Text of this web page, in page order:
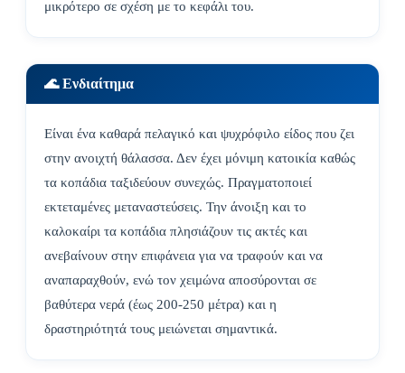
μικρότερο σε σχέση με το κεφάλι του.
🌊 Ενδιαίτημα
Είναι ένα καθαρά πελαγικό και ψυχρόφιλο είδος που ζει
στην ανοιχτή θάλασσα. Δεν έχει μόνιμη κατοικία καθώς
τα κοπάδια ταξιδεύουν συνεχώς. Πραγματοποιεί
εκτεταμένες μεταναστεύσεις. Την άνοιξη και το
καλοκαίρι τα κοπάδια πλησιάζουν τις ακτές και
ανεβαίνουν στην επιφάνεια για να τραφούν και να
αναπαραχθούν, ενώ τον χειμώνα αποσύρονται σε
βαθύτερα νερά (έως 200-250 μέτρα) και η
δραστηριότητά τους μειώνεται σημαντικά.